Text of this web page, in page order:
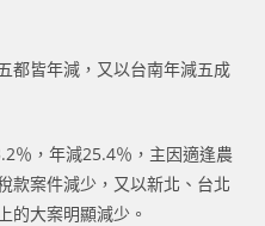
都皆年減，又以台南年減五成
％，年減25.4％，主因適逢農
款案件減少，又以新北、台北
的大案明顯減少。